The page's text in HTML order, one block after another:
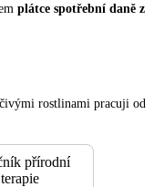
plátce spotřební daně z
rostlinami pracuji od
přírodní
terapie